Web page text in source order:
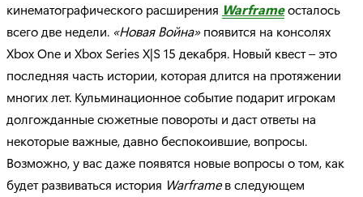
кинематографического расширения Warframeосталось
всего две недели. «Новая Война»появится на консолях
Xbox One и Xbox Series X|S 15 декабря. Новый квест – это
последняя часть истории, которая длится на протяжении
многих лет. Кульминационное событие подарит игрокам
долгожданные сюжетные повороты и даст ответы на
некоторые важные, давно беспокоившие, вопросы.
Возможно, у вас даже появятся новые вопросы о том, как
будет развиваться история Warframeв следующем